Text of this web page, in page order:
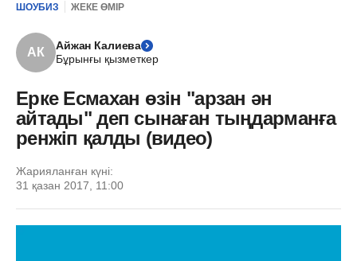
ШОУБИЗ ЖЕКЕ ӨМІР
АК
Айжан Калиева
Бұрынғы қызметкер
Ерке Есмахан өзін "арзан ән
айтады" деп сынаған тыңдарманға
ренжіп қалды (видео)
Жарияланған күні:
31 қазан 2017, 11:00